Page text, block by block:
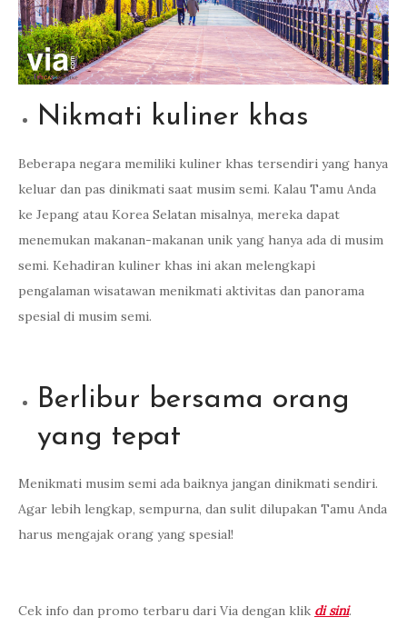
Nikmati kuliner khas
Beberapa negara memiliki kuliner khas tersendiri yang hanya
keluar dan pas dinikmati saat musim semi. Kalau Tamu Anda
ke Jepang atau Korea Selatan misalnya, mereka dapat
menemukan makanan-makanan unik yang hanya ada di musim
semi. Kehadiran kuliner khas ini akan melengkapi
pengalaman wisatawan menikmati aktivitas dan panorama
spesial di musim semi.
Berlibur bersama orang
yang tepat
Menikmati musim semi ada baiknya jangan dinikmati sendiri.
Agar lebih lengkap, sempurna, dan sulit dilupakan Tamu Anda
harus mengajak orang yang spesial!
Cek info dan promo terbaru dari Via dengan klik di sini.